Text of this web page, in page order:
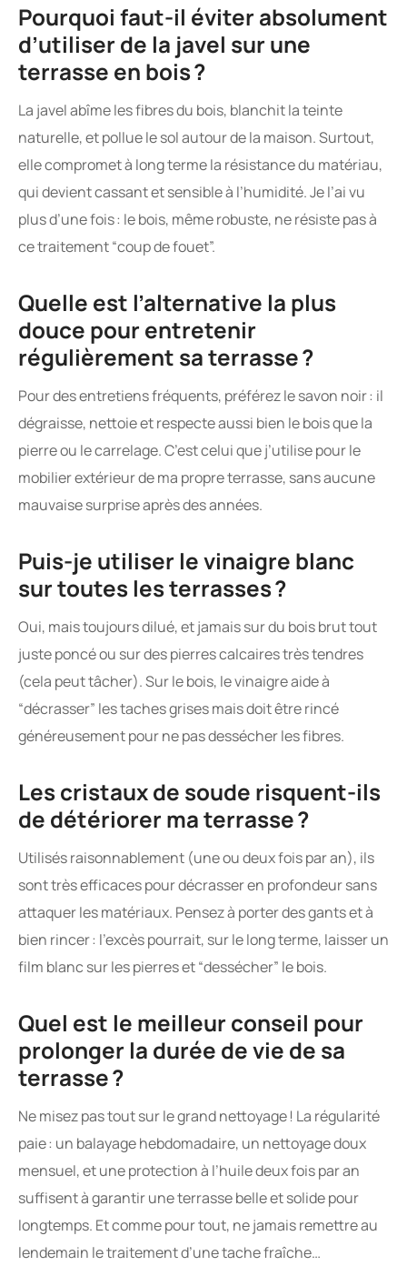
Pourquoi faut-il éviter absolument
d’utiliser de la javel sur une
terrasse en bois ?
La javel abîme les fibres du bois, blanchit la teinte
naturelle, et pollue le sol autour de la maison. Surtout,
elle compromet à long terme la résistance du matériau,
qui devient cassant et sensible à l’humidité. Je l’ai vu
plus d’une fois : le bois, même robuste, ne résiste pas à
ce traitement “coup de fouet”.
Quelle est l’alternative la plus
douce pour entretenir
régulièrement sa terrasse ?
Pour des entretiens fréquents, préférez le savon noir : il
dégraisse, nettoie et respecte aussi bien le bois que la
pierre ou le carrelage. C’est celui que j’utilise pour le
mobilier extérieur de ma propre terrasse, sans aucune
mauvaise surprise après des années.
Puis-je utiliser le vinaigre blanc
sur toutes les terrasses ?
Oui, mais toujours dilué, et jamais sur du bois brut tout
juste poncé ou sur des pierres calcaires très tendres
(cela peut tâcher). Sur le bois, le vinaigre aide à
“décrasser” les taches grises mais doit être rincé
généreusement pour ne pas dessécher les fibres.
Les cristaux de soude risquent-ils
de détériorer ma terrasse ?
Utilisés raisonnablement (une ou deux fois par an), ils
sont très efficaces pour décrasser en profondeur sans
attaquer les matériaux. Pensez à porter des gants et à
bien rincer : l’excès pourrait, sur le long terme, laisser un
film blanc sur les pierres et “dessécher” le bois.
Quel est le meilleur conseil pour
prolonger la durée de vie de sa
terrasse ?
Ne misez pas tout sur le grand nettoyage ! La régularité
paie : un balayage hebdomadaire, un nettoyage doux
mensuel, et une protection à l’huile deux fois par an
suffisent à garantir une terrasse belle et solide pour
longtemps. Et comme pour tout, ne jamais remettre au
lendemain le traitement d’une tache fraîche…